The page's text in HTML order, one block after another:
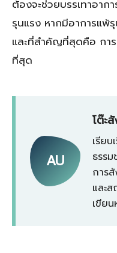
ต้องจะช่วยบรรเทาอาก
รุนแรง หากมีอาการแ
และที่สำคัญที่สุดคือ กา
ที่สุด
AU
โต๊ะ
เรีย
ธรร
การ
และ
เขีย